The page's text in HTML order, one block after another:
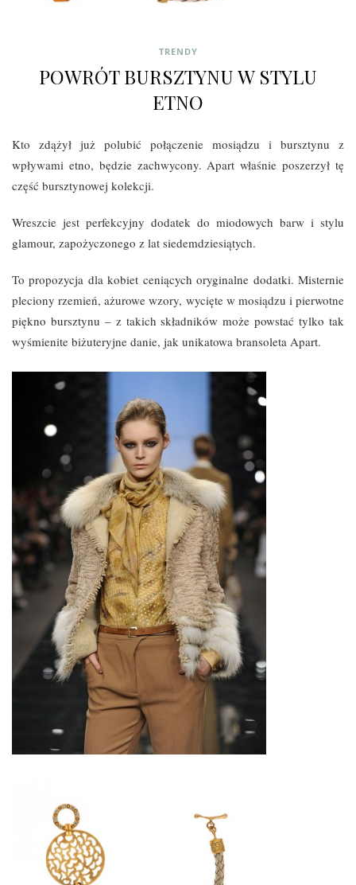
TRENDY
POWRÓT BURSZTYNU W STYLU
ETNO
Kto zdążył już polubić połączenie mosiądzu i bursztynu z
wpływami etno, będzie zachwycony. Apart właśnie poszerzył tę
część bursztynowej kolekcji.
Wreszcie jest perfekcyjny dodatek do miodowych barw i stylu
glamour, zapożyczonego z lat siedemdziesiątych.
To propozycja dla kobiet ceniących oryginalne dodatki. Misternie
pleciony rzemień, ażurowe wzory, wycięte w mosiądzu i pierwotne
piękno bursztynu – z takich składników może powstać tylko tak
wyśmienite biżuteryjne danie, jak unikatowa bransoleta Apart.